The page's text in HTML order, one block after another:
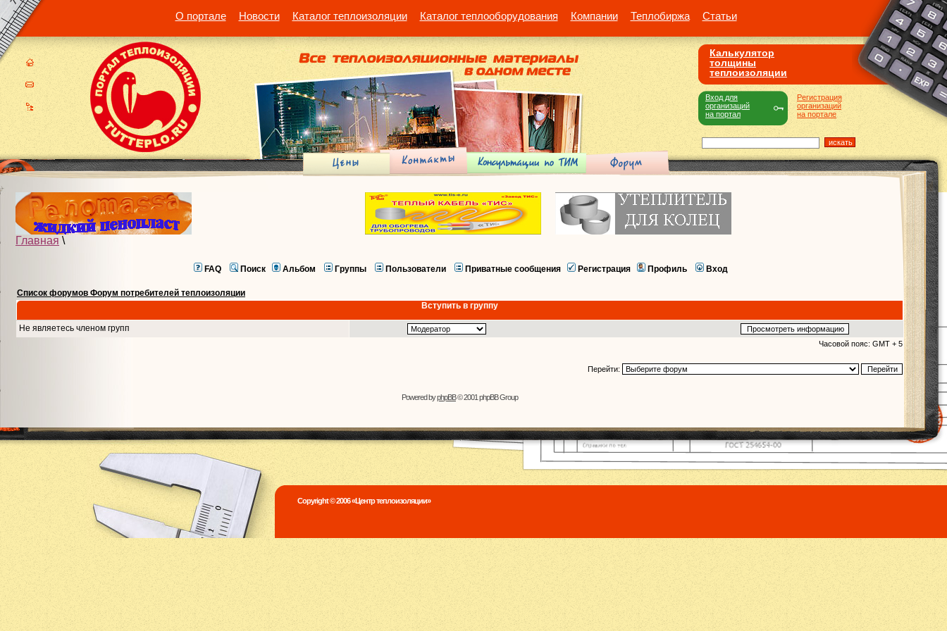
О портале Новости Каталог теплоизоляции Каталог теплооборудования Компании Теплобиржа Статьи
Калькулятор
толщины
теплоизоляции
Регистрация
организаций
на портале
Вход для
организаций
на портал
Главная \
FAQ Поиск Альбом Группы Пользователи Приватные сообщения Регистрация Профиль Вход
Список форумов Форум потребителей теплоизоляции
Вступить в группу
Не являетесь членом групп
Часовой пояс: GMT + 5
Перейти:
Powered byphpBB© 2001 phpBB Group
Copyright © 2006 «Центр теплоизоляции»